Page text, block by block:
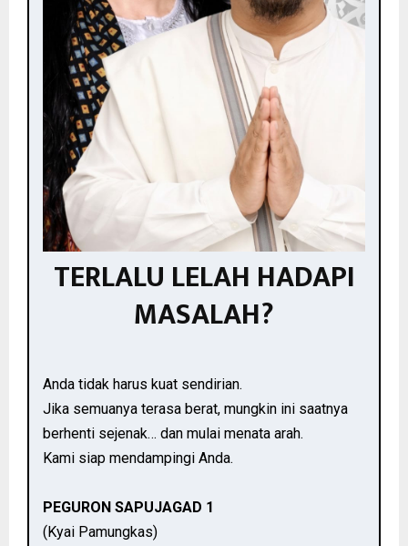
TERLALU LELAH HADAPI
MASALAH?
Anda tidak harus kuat sendirian.
Jika semuanya terasa berat, mungkin ini saatnya
berhenti sejenak… dan mulai menata arah.
Kami siap mendampingi Anda.
PEGURON SAPUJAGAD 1
(Kyai Pamungkas)